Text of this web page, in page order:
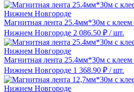
Магнитная лента 25.4мм*30м с
Нижнем Новгороде 2 086.50 ₽ / шт.
Магнитная лента 25.4мм*30м с
Нижнем Новгороде 1 368.90 ₽ / шт.